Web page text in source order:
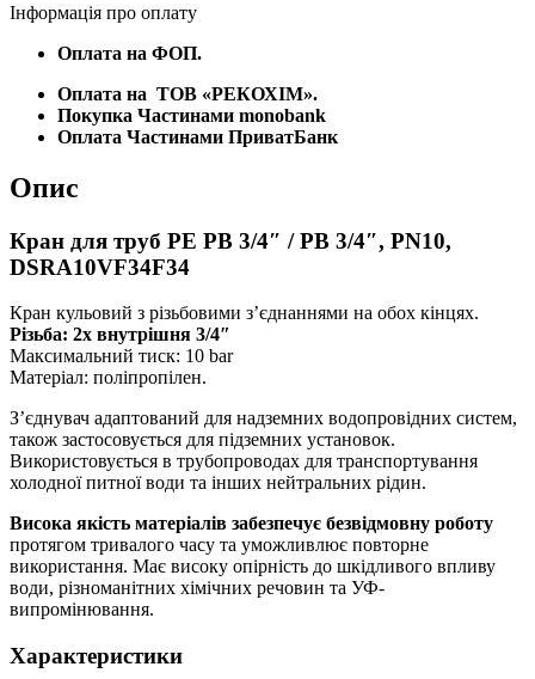
Інформація про оплату
Оплата на ФОП.
Оплата на ТОВ «РЕКОХІМ».
Покупка Частинами monobank
Оплата Частинами ПриватБанк
Опис
Кран для труб PE РВ 3/4″ / РВ 3/4″, PN10,
DSRA10VF34F34
Кран кульовий з різьбовими з’єднаннями на обох кінцях.
Різьба: 2х внутрішня 3/4″
Максимальний тиск: 10 bar
Матеріал: поліпропілен.
З’єднувач адаптований для надземних водопровідних систем,
також застосовується для підземних установок.
Використовується в трубопроводах для транспортування
холодної питної води та інших нейтральних рідин.
Висока якість матеріалів забезпечує безвідмовну роботу
протягом тривалого часу та уможливлює повторне
використання. Має високу опірність до шкідливого впливу
води, різноманітних хімічних речовин та УФ-
випромінювання.
Характеристики